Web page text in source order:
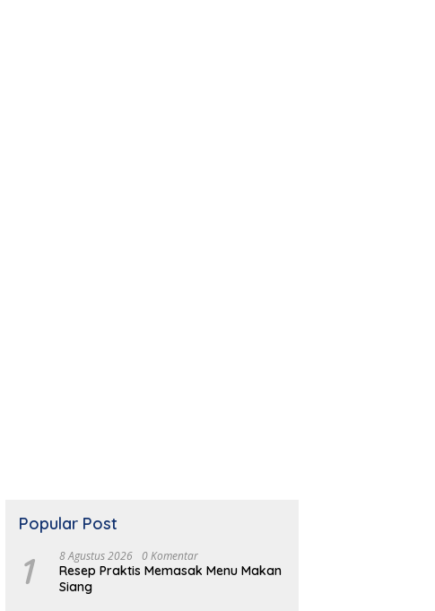
Popular Post
1 8 Agustus 2026 0 Komentar
Resep Praktis Memasak Menu Makan
Siang